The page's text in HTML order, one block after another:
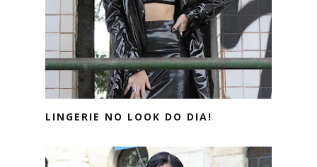
LINGERIE NO LOOK DO DIA!